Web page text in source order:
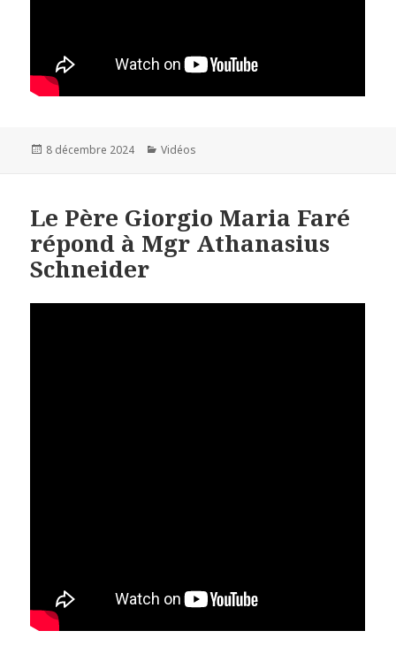
Publié
8 décembre 2024 Catégories
Vidéos
Le Père Giorgio Maria Faré
répond à Mgr Athanasius
Schneider